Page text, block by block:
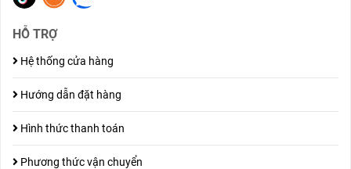
HỖ TRỢ
Hệ thống cửa hàng
Hướng dẫn đặt hàng
Hình thức thanh toán
Phương thức vận chuyển